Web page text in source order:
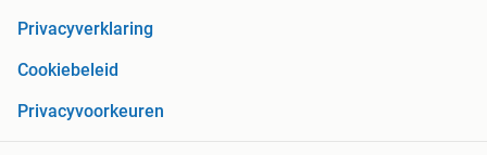
Privacyverklaring
Cookiebeleid
Privacyvoorkeuren